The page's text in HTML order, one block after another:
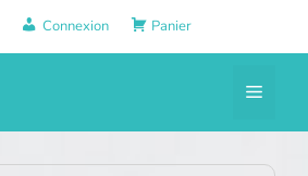
Connexion Panier
Menu